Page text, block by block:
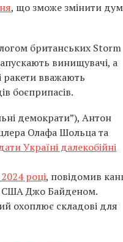
, що зможе змінити
британських Storm
винищувачі, а
ракети вважають
боєприпасів.
демократи”), Антон
Олафа Шольца та
Україні далекобійні
році, повідомив
США Джо Байденом.
охоплює складові для